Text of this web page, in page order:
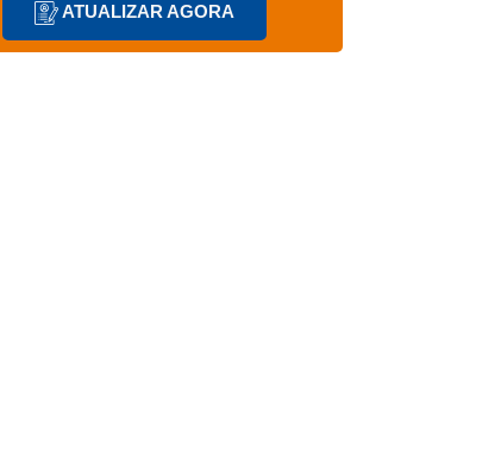
ATUALIZAR AGORA